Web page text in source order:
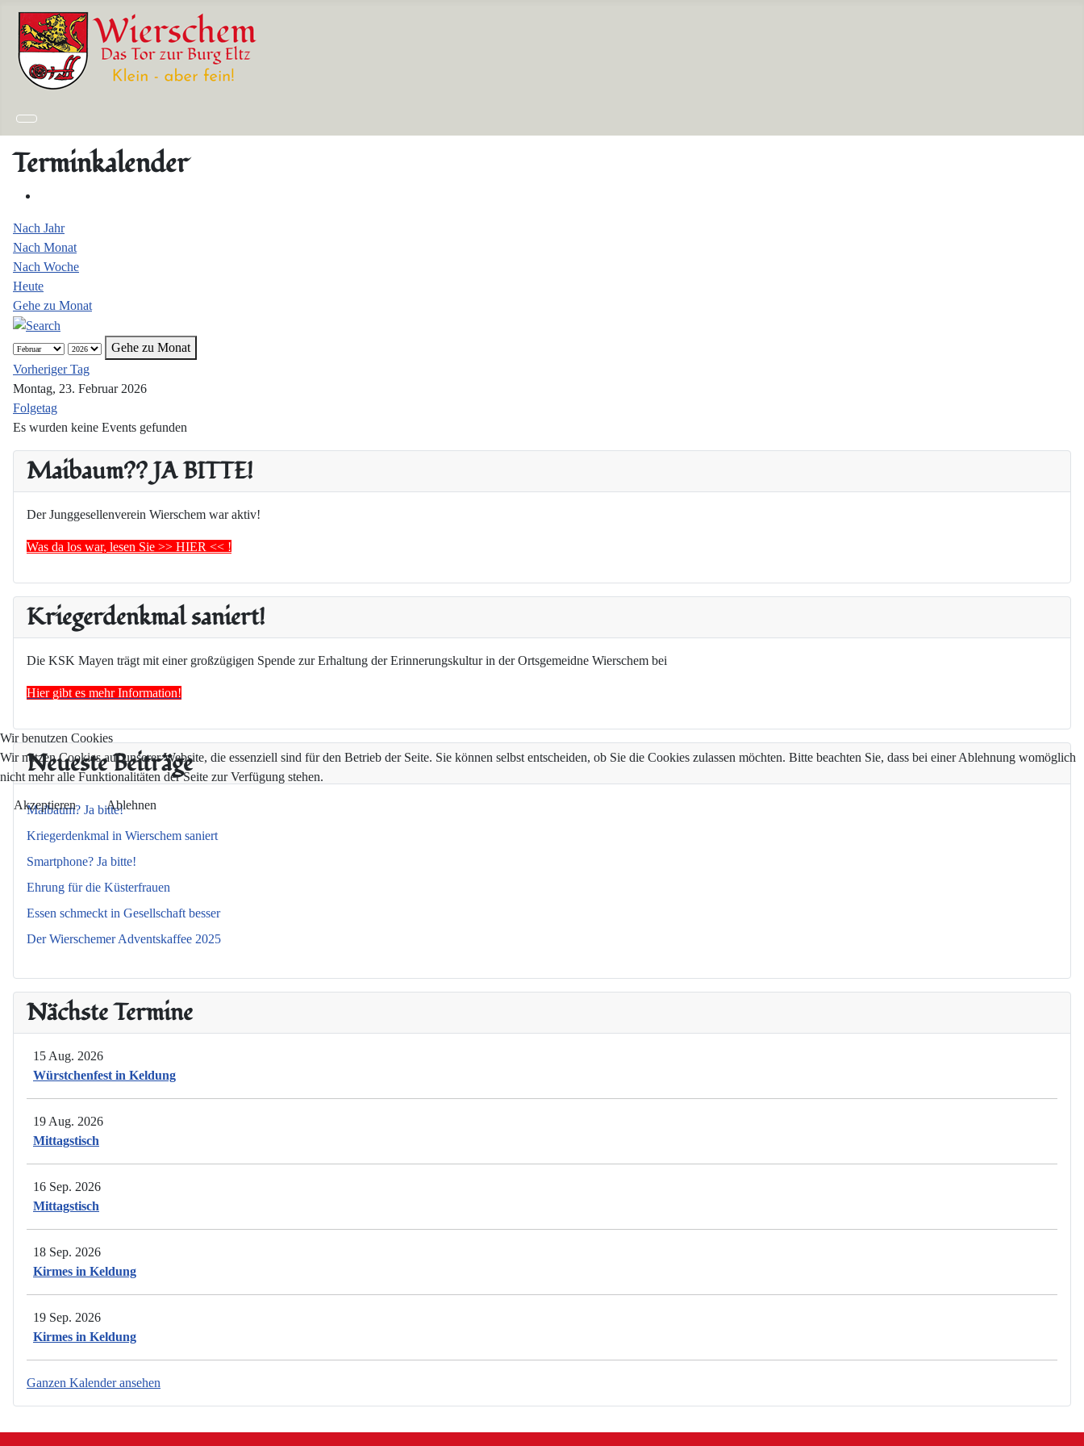
Maibaum?? JA BITTE!
Der Junggesellenverein Wierschem war aktiv!
Was da los war, lesen Sie >> HIER << !
Kriegerdenkmal saniert!
Die KSK Mayen trägt mit einer großzügigen Spende zur Erhaltung der Erinnerungskultur in der Ortsgemeidne Wierschem bei
Hier gibt es mehr Information!
Neueste Beiträge
Maibaum? Ja bitte!
Kriegerdenkmal in Wierschem saniert
Smartphone? Ja bitte!
Ehrung für die Küsterfrauen
Essen schmeckt in Gesellschaft besser
Der Wierschemer Adventskaffee 2025
Nächste Termine
15 Aug. 2026
Würstchenfest in Keldung
19 Aug. 2026
Mittagstisch
16 Sep. 2026
Mittagstisch
18 Sep. 2026
Kirmes in Keldung
19 Sep. 2026
Kirmes in Keldung
Ganzen Kalender ansehen
Terminkalender
Nach Jahr
Nach Monat
Nach Woche
Heute
Gehe zu Monat
Gehe zu Monat
Vorheriger Tag
Montag, 23. Februar 2026
Folgetag
Es wurden keine Events gefunden
Wir benutzen Cookies
Wir nutzen Cookies auf unserer Website, die essenziell sind für den Betrieb der Seite. Sie können selbst entscheiden, ob Sie die Cookies zulassen möchten. Bitte beachten Sie, dass bei einer Ablehnung womöglich
nicht mehr alle Funktionalitäten der Seite zur Verfügung stehen.
Akzeptieren Ablehnen